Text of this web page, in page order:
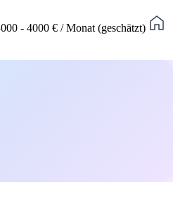
- 4000 € / Monat (geschätzt)